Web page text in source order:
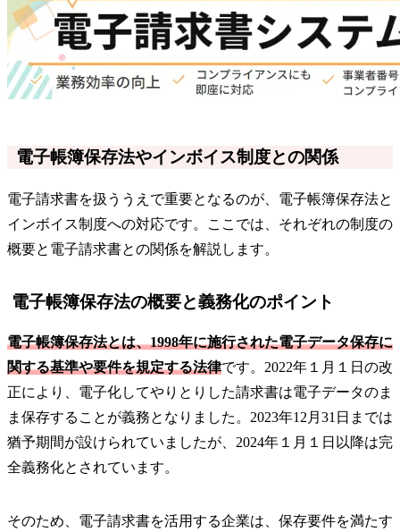
電子帳簿保存法やインボイス制度との関係
電子請求書を扱ううえで重要となるのが、電子帳簿保存法と
インボイス制度への対応です。ここでは、それぞれの制度の
概要と電子請求書との関係を解説します。
電子帳簿保存法の概要と義務化のポイント
電子帳簿保存法とは、1998年に施行された電子データ保存に
関する基準や要件を規定する法律です。2022年１月１日の改
正により、電子化してやりとりした請求書は電子データのま
ま保存することが義務となりました。2023年12月31日までは
猶予期間が設けられていましたが、2024年１月１日以降は完
全義務化とされています。
そのため、電子請求書を活用する企業は、保存要件を満たす